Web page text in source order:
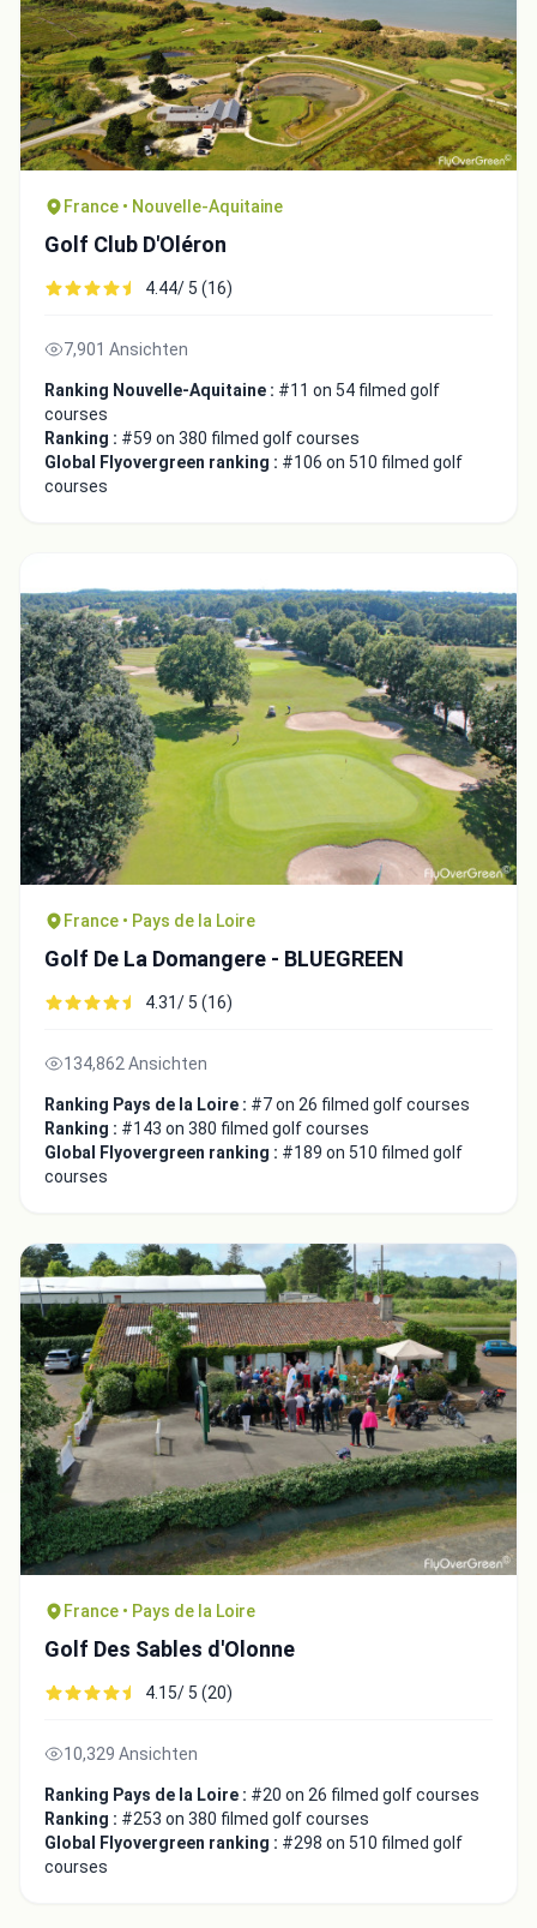
France • Nouvelle-Aquitaine
Golf Club D'Oléron
4.44/ 5 (16)
7,901 Ansichten
Ranking Nouvelle-Aquitaine : #11 on 54 filmed golf
courses
Ranking : #59 on 380 filmed golf courses
Global Flyovergreen ranking : #106 on 510 filmed golf
courses
France • Pays de la Loire
Golf De La Domangere - BLUEGREEN
4.31/ 5 (16)
134,862 Ansichten
Ranking Pays de la Loire : #7 on 26 filmed golf courses
Ranking : #143 on 380 filmed golf courses
Global Flyovergreen ranking : #189 on 510 filmed golf
courses
France • Pays de la Loire
Golf Des Sables d'Olonne
4.15/ 5 (20)
10,329 Ansichten
Ranking Pays de la Loire : #20 on 26 filmed golf courses
Ranking : #253 on 380 filmed golf courses
Global Flyovergreen ranking : #298 on 510 filmed golf
courses